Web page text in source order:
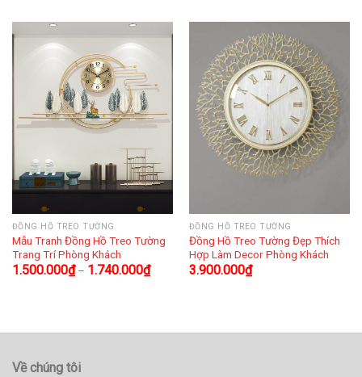
ĐỒNG HỒ TREO TƯỜNG
Mẫu Tranh Đồng Hồ Treo Tường
Trang Trí Phòng Khách
1.500.000₫– 1.740.000₫
ĐỒNG HỒ TREO TƯỜNG
Đồng Hồ Treo Tường Đẹp Thích
Hợp Làm Decor Phòng Khách
3.900.000₫
Về chúng tôi